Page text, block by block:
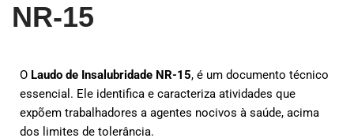
NR-15
O Laudo de Insalubridade NR-15, é um documento técnico
essencial. Ele identifica e caracteriza atividades que
expõem trabalhadores a agentes nocivos à saúde, acima
dos limites de tolerância.